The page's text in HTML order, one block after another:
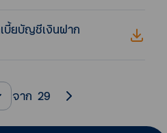
บี้ยบัญชีเงินฝาก
จาก 29